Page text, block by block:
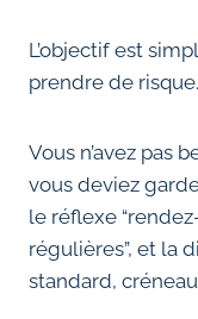
L’objectif est
prendre de risque.
Vous n’avez pas
vous deviez
le réflexe
régulières”, et la
standard,